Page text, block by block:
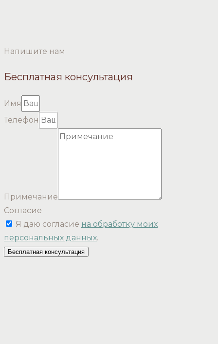
Напишите нам
Бесплатная консультация
Имя
Телефон
Примечание
Согласие
Я даю согласие на обработку моих
персональных данных.
Бесплатная консультация